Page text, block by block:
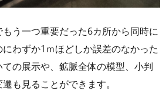
う一つ重要だった6カ所から同時に
わずか1ｍほどしか誤差のなかった
ての展示や、鉱脈全体の模型、小判
も見ることができます。